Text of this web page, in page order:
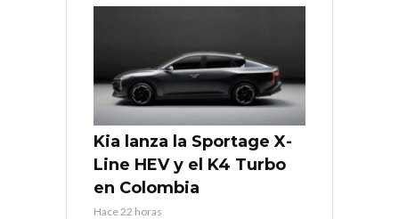
Kia lanza la Sportage X-
Line HEV y el K4 Turbo
en Colombia
Hace 22 horas